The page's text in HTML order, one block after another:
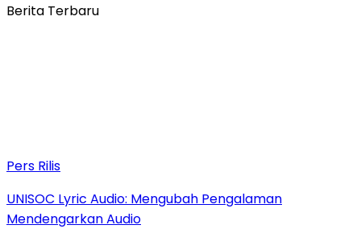
Berita Terbaru
Pers Rilis
UNISOC Lyric Audio: Mengubah Pengalaman
Mendengarkan Audio